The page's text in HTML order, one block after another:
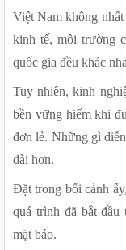
Việt Nam không
kinh tế, môi trường
quốc gia đều khác
Tuy nhiên, kinh
bền vững hiếm khi
đơn lẻ. Những gì
dài hơn.
Đặt trong bối cảnh
quá trình đã bắt
mặt báo.